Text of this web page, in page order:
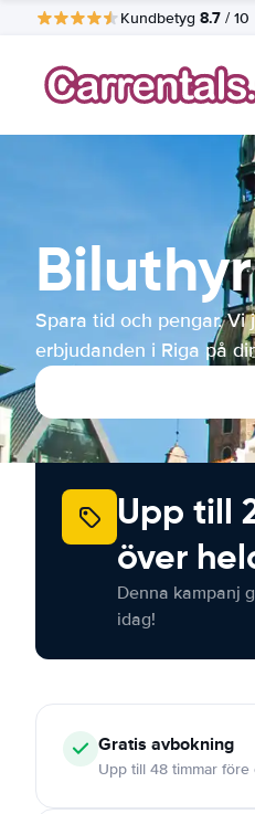
Kundbetyg 8.7 / 10
Spara tid och pengar.
erbjudanden i Riga på
Upp till
över
Denna kampanj
idag!
Gratis avbokning
Upp till 48 timmar